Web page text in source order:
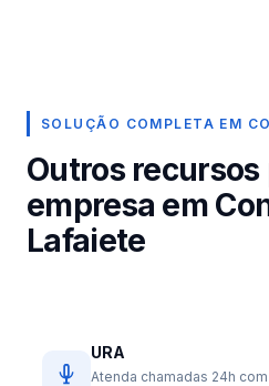
SOLUÇÃO COMPLETA EM
Outros recursos
empresa em
Lafaiete
URA
Atenda chamadas 24h